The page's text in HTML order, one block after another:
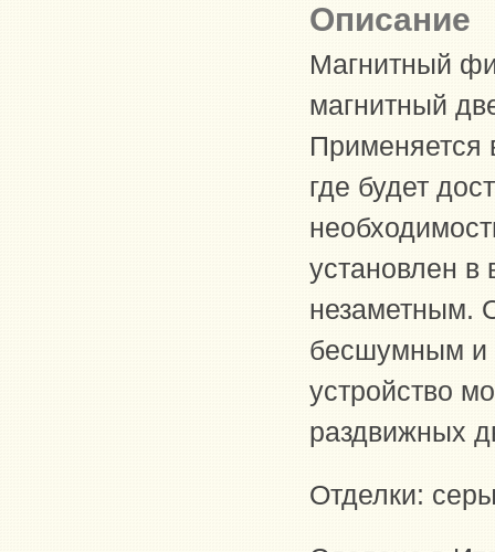
Описание
Магнитный
магнитный
Применяется
где будет
установлен в
незаметным.
бесшумным и
устройство
раздвижных
Отделки: